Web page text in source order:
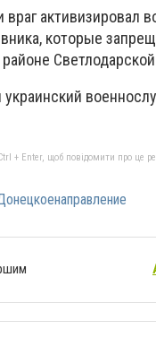
активизировал
которые
+ Enter, щоб повідомити про це